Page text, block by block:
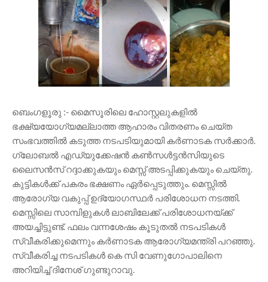
ബെംഗളൂരു :- മൈസൂരിലെ ഹോസ്റ്റലുകളിൽ
ഭക്ഷ്യയോഗ്യമല്ലാത്ത ആഹാരം വിതരണം ചെയ്ത
സംഭവത്തിൽ കടുത്ത നടപടിയുമായി കർണാടക സർക്കാർ.
ഗ്ലോബൽ എഡ്യുക്കേഷൻ കൺസൾട്ടൻസിയുടെ
ലൈസൻസ് റദ്ദാക്കുകയും മെസ്സ് അടപ്പിക്കുകയും ചെയ്തു.
കുട്ടികൾക്ക് പകരം ഭക്ഷണം ഏർപ്പെടുത്തും. മെസ്സിൽ
ആരോഗ്യ വകുപ്പ് ഉദ്യോഗസ്ഥർ പരിശോധന നടത്തി.
മെസ്സിലെ സാമ്പിളുകൾ ലാബിലേക്ക് പരിശോധനയ്ക്ക്
അയച്ചിട്ടുണ്ട്. ഫലം വന്നശേഷം കൂടുതൽ നടപടികൾ
സ്വീകരിക്കുമെന്നും കർണാടക ആരോഗ്യമന്ത്രി പറഞ്ഞു.
സ്വീകരിച്ച നടപടികൾ കെ സി വേണുഗോപാലിനെ
അറിയിച്ച് ദിനേശ് ഗുണ്ടുറാവു.